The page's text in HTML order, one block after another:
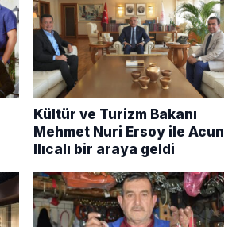
Kültür ve Turizm Bakanı
Mehmet Nuri Ersoy ile Acun
Ilıcalı bir araya geldi